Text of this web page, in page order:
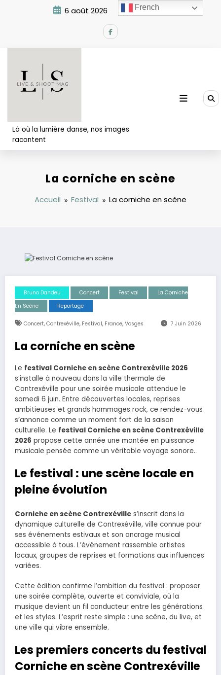
6 août 2026 8:18:10 AM
Là où la lumière danse, nos images
racontent
La corniche en scène
Accueil Festival La corniche en scène
Bruno Dandeu Concert Festival
La Corniche
En Scène
Reportage
Concert, Contrexéville, Festival, France, Vosges 7 Juin 2026
La corniche en scène
Le festival Corniche en scène Contrexéville 2026
s’installe à nouveau dans la ville thermale de
Contrexéville pour une soirée musicale attendue le
samedi 6 juin. Entre découvertes locales, reprises
ambitieuses et grands hommages rock, ce rendez-vous
s’annonce comme un moment fort de la saison
culturelle. Le festival Corniche en scène Contrexéville
2026 propose cette année une montée en puissance
musicale pensée comme un véritable voyage sonore..
Le festival : une scène locale en
pleine évolution
Corniche en scène Contrexéville s’inscrit dans la
dynamique culturelle de Contrexéville, ville connue pour
ses événements estivaux et son ancrage musical
accessible à tous. L’événement rassemble artistes
locaux, groupes de reprises et formations aux influences
variées.
Cette édition confirme l’ambition du festival : proposer
une soirée complète, ouverte et conviviale, où la
musique devient un fil conducteur entre les générations
et les styles. L’esprit reste simple : une scène, du live, et
une ville qui vibre ensemble.
Les premiers concerts du festival
Corniche en scène Contrexéville
French